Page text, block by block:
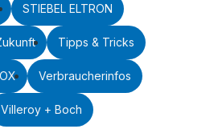
STIEBEL ELTRON
Tipps & Tricks
Verbraucherinfos
Villeroy + Boch